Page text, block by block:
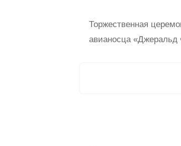
Торжественная
авианосца «Джеральд